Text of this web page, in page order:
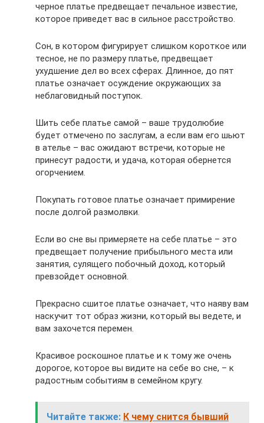
черное платье предвещает печальное известие,
которое приведет вас в сильное расстройство.
Сон, в котором фигурирует слишком короткое или
тесное, не по размеру платье, предвещает
ухудшение дел во всех сферах. Длинное, до пят
платье означает осуждение окружающих за
неблаговидный поступок.
Шить себе платье самой – ваше трудолюбие
будет отмечено по заслугам, а если вам его шьют
в ателье – вас ожидают встречи, которые не
принесут радости, и удача, которая обернется
огорчением.
Покупать готовое платье означает примирение
после долгой размолвки.
Если во сне вы примеряете на себе платье – это
предвещает получение прибыльного места или
занятия, сулящего побочный доход, который
превзойдет основной.
Прекрасно сшитое платье означает, что наяву вам
наскучит тот образ жизни, который вы ведете, и
вам захочется перемен.
Красивое роскошное платье и к тому же очень
дорогое, которое вы видите на себе во сне, – к
радостным событиям в семейном кругу.
Читайте также: К чему снится бывший